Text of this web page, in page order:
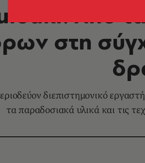
Από
στη
διεπιστημονικό
τα παραδοσιακά υλικά και τις